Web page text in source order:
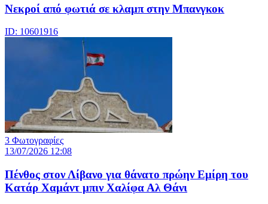
Νεκροί από φωτιά σε κλαμπ στην Μπανγκοκ
ID: 10601916
3 Φωτογραφίες
13/07/2026 12:08
Πένθος στον Λίβανο για θάνατο πρώην Εμίρη του
Κατάρ Χαμάντ μπιν Χαλίφα Αλ Θάνι